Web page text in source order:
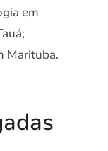
em
Marituba.